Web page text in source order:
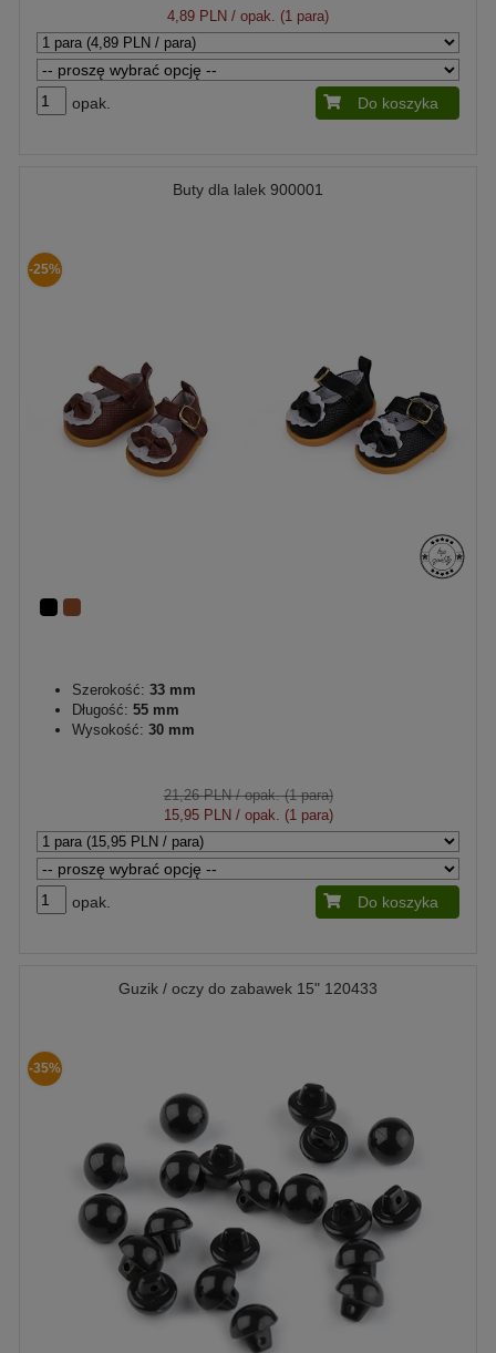
4,89 PLN / opak. (1 para)
opak. Do koszyka
Buty dla lalek 900001
-25%
Szerokość: 33 mm
Długość: 55 mm
Wysokość: 30 mm
21,26 PLN/ opak. (1 para)
15,95 PLN/ opak. (1 para)
opak. Do koszyka
Guzik / oczy do zabawek 15" 120433
-35%